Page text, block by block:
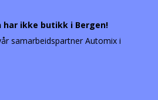
har ikke butikk i Bergen!
samarbeidspartner Automix i